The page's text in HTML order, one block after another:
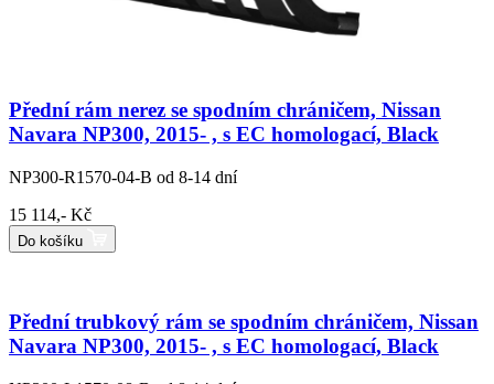
Přední rám nerez se spodním chráničem, Nissan
Navara NP300, 2015- , s EC homologací, Black
NP300-R1570-04-B od 8-14 dní
15 114,- Kč
Do košíku
Přední trubkový rám se spodním chráničem, Nissan
Navara NP300, 2015- , s EC homologací, Black